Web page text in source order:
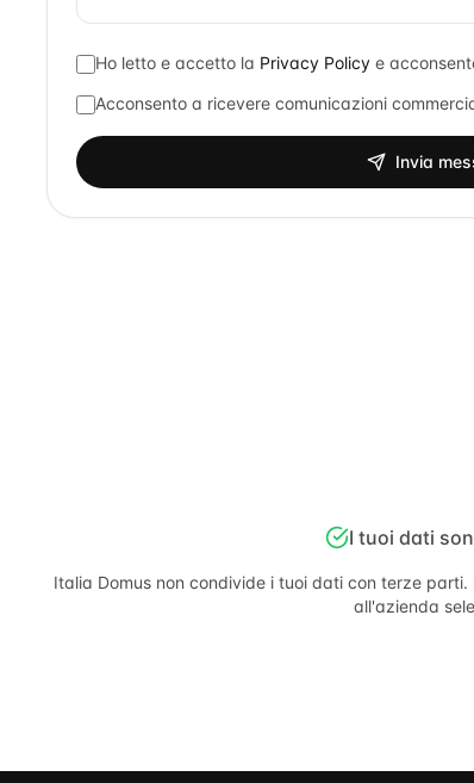
Ho letto e accetto la Privacy Policy e
Acconsento a ricevere comunicazioni
Invia
I tuoi dati
Italia Domusnon condivide i tuoi dati con terze
all'azienda